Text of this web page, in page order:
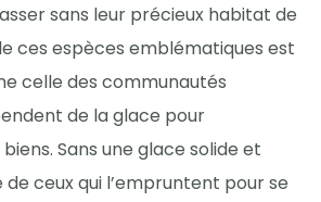
sans leur précieux habitat de
ces espèces emblématiques est
celle des communautés
de la glace pour
Sans une glace solide et
ceux qui l’empruntent pour se